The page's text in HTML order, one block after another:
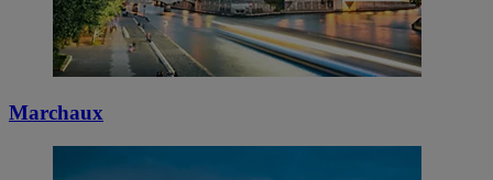
Marchaux